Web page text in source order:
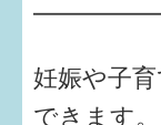
妊娠や子
できます。